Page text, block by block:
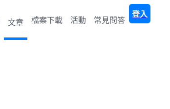
文章 檔案下載 活動 常見問答
登入